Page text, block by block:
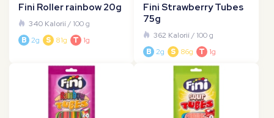
Fini Roller rainbow 20g
340 Kalorií/ 100 g
B 2g S 81g T 1g
Fini Strawberry Tubes
75g
362 Kalorií/ 100 g
B 2g S 86g T 1g